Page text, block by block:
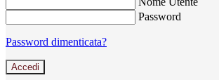
Password
Password dimenticata?